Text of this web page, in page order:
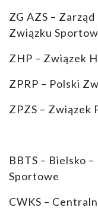
ZG AZS –
Związku
ZHP – Związek
ZPRP – Polski
ZPZS – Związek
BBTS – Bielsko
Sportowe
CWKS –